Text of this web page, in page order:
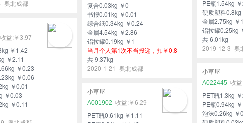
复合0.03kg ￥0
书报0.01kg ￥0.01
综合纸0.34kg ￥0.24
金属4.54kg ￥2.86
铝拉罐0.19kg ￥1
当月个人第1次不当投递，扣￥0.8
共 9.37kg
2020-1-21 -奥北成都
奥北成都
PE瓶1.54kg
硬质塑料0.8kg
金属2.75kg ￥
铝拉罐0.25kg
共 6.01kg
2019-12-3 -奥
￥3.97
￥1.42
￥2.11
￥0.23
￥0.06
￥0.01
￥0.03
￥0.11
小草屋
A022445
PET瓶1.3kg
PE瓶0.94kg
泡沫0.26kg ￥
小草屋
A001902
￥6.29
PET瓶0.61kg ￥1.11